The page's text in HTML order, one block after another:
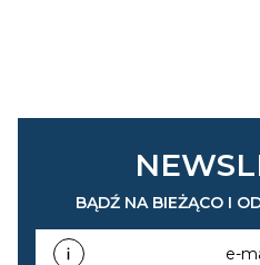
BĄDŹ NA BIEŻĄCO I
e-